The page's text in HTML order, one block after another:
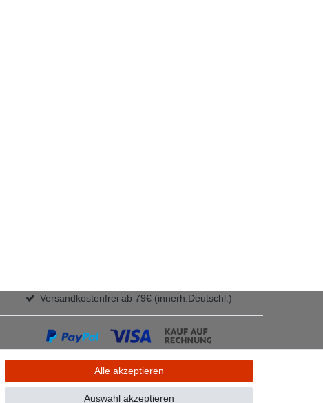
Versandkostenfrei ab 79€ (innerh.Deutschl.)
Alle akzeptieren
Auswahl akzeptieren